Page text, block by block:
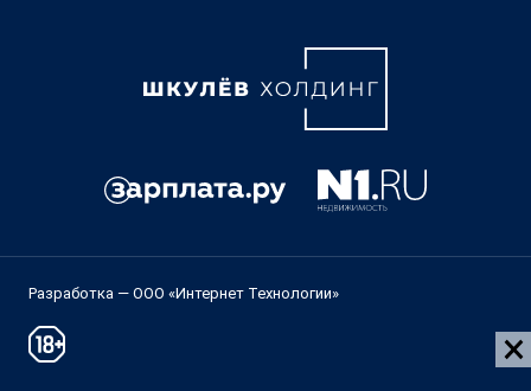
Разработка — ООО «Интернет Технологии»